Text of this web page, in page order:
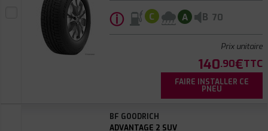
ⓘ C A B 70
Prix unitaire
140.90€TTC
FAIRE INSTALLER CE
PNEU
BF GOODRICH
ADVANTAGE 2 SUV